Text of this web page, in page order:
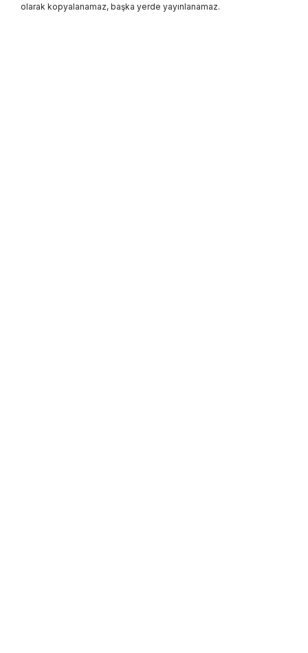
olarak kopyalanamaz, başka yerde yayınlanamaz.